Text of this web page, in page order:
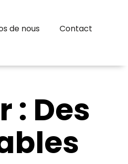
de nous Contact
: Des